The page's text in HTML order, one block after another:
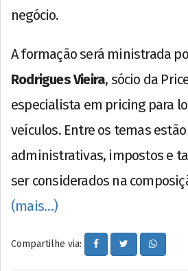
negócio.
A formação será ministrada
Rodrigues Vieira, sócio da
especialista em pricing para
veículos. Entre os temas
administrativas, impostos e
ser considerados na
(mais…)
Compartilhe via: